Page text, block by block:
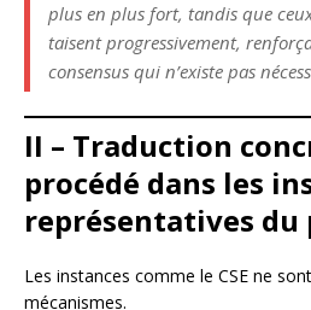
plus en plus fort, tandis que
taisent progressivement,
consensus qui n’existe pas
II – Traduction
procédé dans les
représentatives du
Les instances comme le CSE ne
mécanismes.